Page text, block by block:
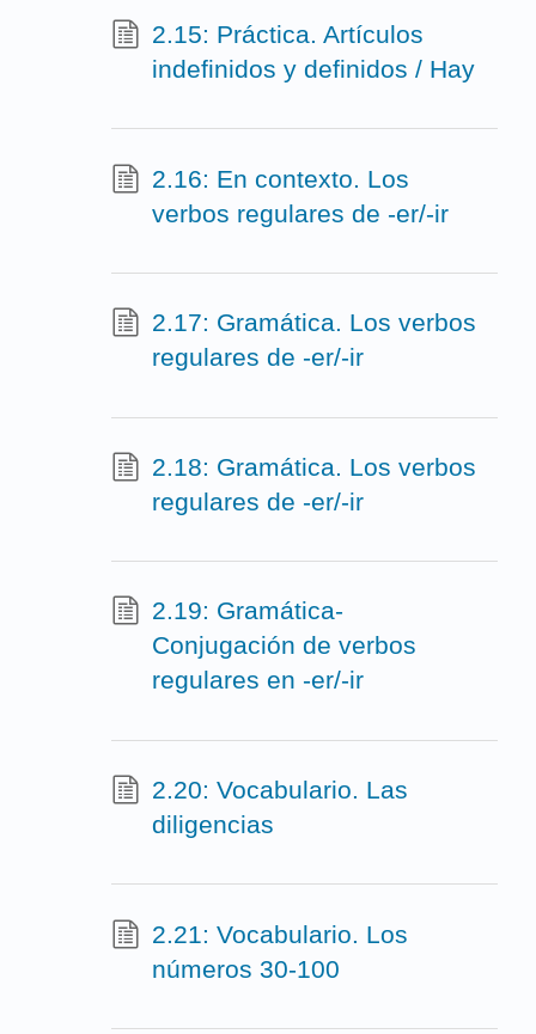
2.15: Práctica. Artículos
indefinidos y definidos / Hay
2.16: En contexto. Los
verbos regulares de -er/-ir
2.17: Gramática. Los verbos
regulares de -er/-ir
2.18: Gramática. Los verbos
regulares de -er/-ir
2.19: Gramática-
Conjugación de verbos
regulares en -er/-ir
2.20: Vocabulario. Las
diligencias
2.21: Vocabulario. Los
números 30-100